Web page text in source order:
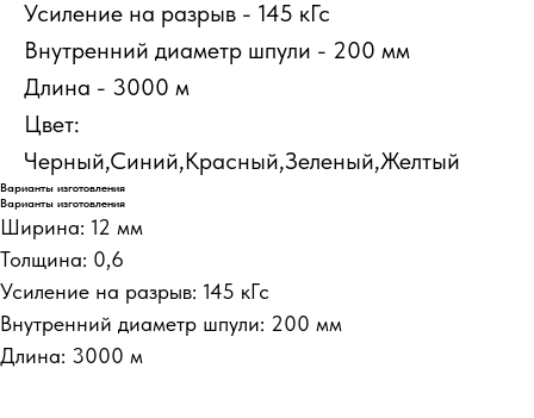
Усиление на разрыв - 145 кГс
Внутренний диаметр шпули - 200 мм
Длина - 3000 м
Цвет:
Черный,Синий,Красный,Зеленый,Желтый
Варианты изготовления
Варианты изготовления
Ширина: 12 мм
Толщина: 0,6
Усиление на разрыв: 145 кГс
Внутренний диаметр шпули: 200 мм
Длина: 3000 м